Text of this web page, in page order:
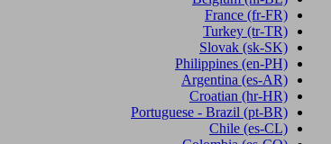
France (fr-FR)
Turkey (tr-TR)
Slovak (sk-SK)
Philippines (en-PH)
Argentina (es-AR)
Croatian (hr-HR)
Portuguese - Brazil (pt-BR)
Chile (es-CL)